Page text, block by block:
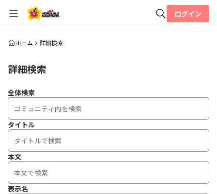
全体検索
ログイン
ホーム 詳細検索
詳細検索
全体検索
タイトル
本文
表示名